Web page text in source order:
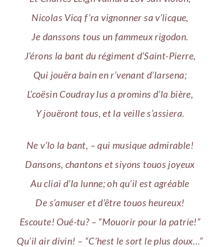
Nicolas Vicq f’ra vignonner sa v’licque,
Je danssons tous un fammeux rigodon.
J’érons la bant du régiment d’Saint-Pierre,
Qui jouëra bain en r’venant d’larsena;
L’coësin Coudray lus a promins d’la bière,
Y jouëront tous, et la veille s’assiera.
Ne v’lo la bant, – qui musique admirable!
Dansons, chantons et siyons touos joyeux
Au cliai d’la lunne; oh qu’il est agréable
De s’amuser et d’être touos heureux!
Escoute! Oué-tu? – “Mouorir pour la patrie!”
Qu’il air divin! – “C’hest le sort le plus doux…”